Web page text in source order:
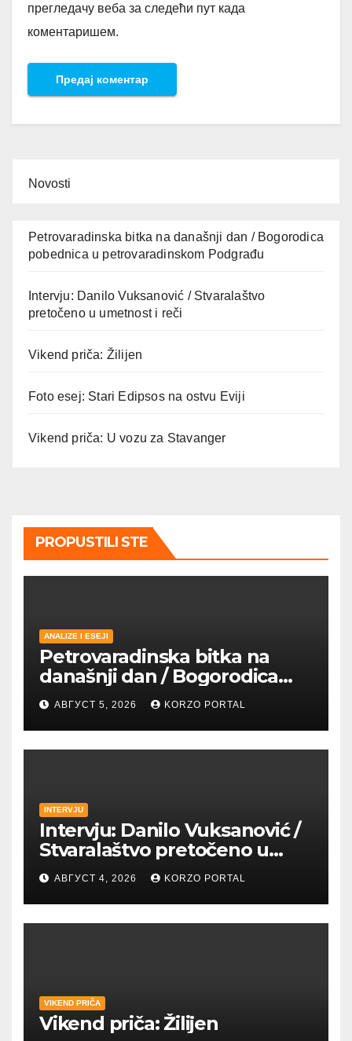
прегледачу веба за следећи пут када
коментаришем.
Novosti
Petrovaradinska bitka na današnji dan / Bogorodica
pobednica u petrovaradinskom Podgrađu
Intervju: Danilo Vuksanović / Stvaralaštvo
pretočeno u umetnost i reči
Vikend priča: Žilijen
Foto esej: Stari Edipsos na ostvu Eviji
Vikend priča: U vozu za Stavanger
PROPUSTILI STE
ANALIZE I ESEJI
Petrovaradinska bitka na
današnji dan / Bogorodica
pobednica u
petrovaradinskom Podgrađu
АВГУСТ 5, 2026 KORZO PORTAL
INTERVJU
Intervju: Danilo Vuksanović /
Stvaralaštvo pretočeno u
umetnost i reči
АВГУСТ 4, 2026 KORZO PORTAL
VIKEND PRIČA
Vikend priča: Žilijen